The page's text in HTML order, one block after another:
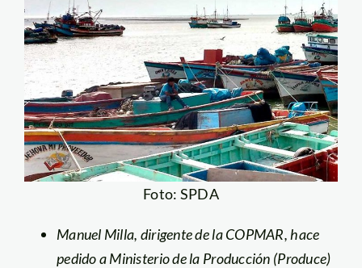
Foto: SPDA
Manuel Milla, dirigente de la COPMAR, hace
pedido a Ministerio de la Producción (Produce)